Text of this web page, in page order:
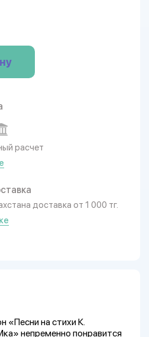
расчет
доставка от 1 000 тг.
на стихи К.
непременно понравится